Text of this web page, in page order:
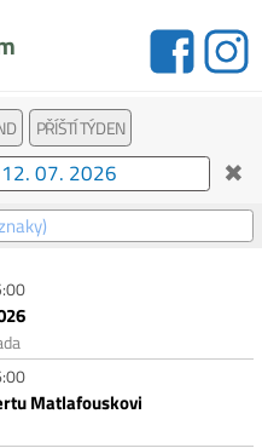
PŘÍŠTÍ TÝDEN
✖
Matlafouskovi